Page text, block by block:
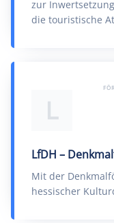
zur
die touristische
L
LfDH –
Mit der
hessischer